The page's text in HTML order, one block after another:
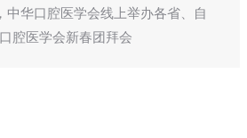
中华口腔医学会线上举办各省、自
腔医学会新春团拜会